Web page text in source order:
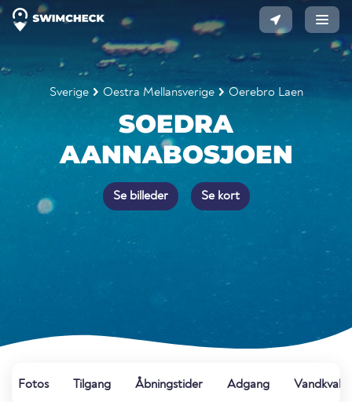
Sverige Oestra Mellansverige Oerebro Laen
SOEDRA
AANNABOSJOEN
Se billeder Se kort
Fotos Tilgang Åbningstider Adgang